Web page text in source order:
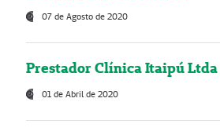
07 de Agosto de 2020
Prestador Clínica Itaipú Ltda
01 de Abril de 2020